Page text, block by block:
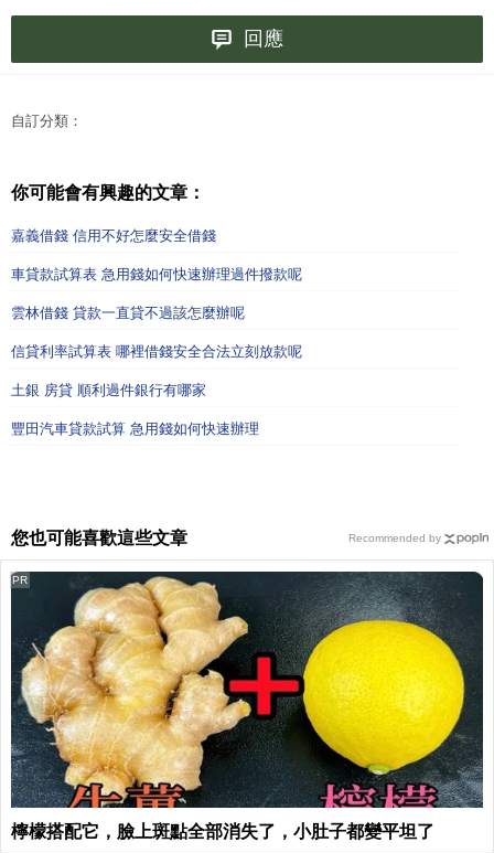
回應
自訂分類：
你可能會有興趣的文章：
嘉義借錢 信用不好怎麼安全借錢
車貸款試算表 急用錢如何快速辦理過件撥款呢
雲林借錢 貸款一直貸不過該怎麼辦呢
信貸利率試算表 哪裡借錢安全合法立刻放款呢
土銀 房貸 順利過件銀行有哪家
豐田汽車貸款試算 急用錢如何快速辦理
您也可能喜歡這些文章
檸檬搭配它，臉上斑點全部消失了，小肚子都變平坦了
PR
Recommended by